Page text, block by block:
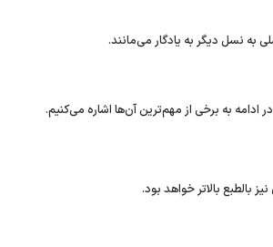
به نسل دیگر به یادگار می‌مانند.
به برخی از مهم‌ترین آن‌ها اشاره می‌کنیم.
بالطبع بالاتر خواهد بود.